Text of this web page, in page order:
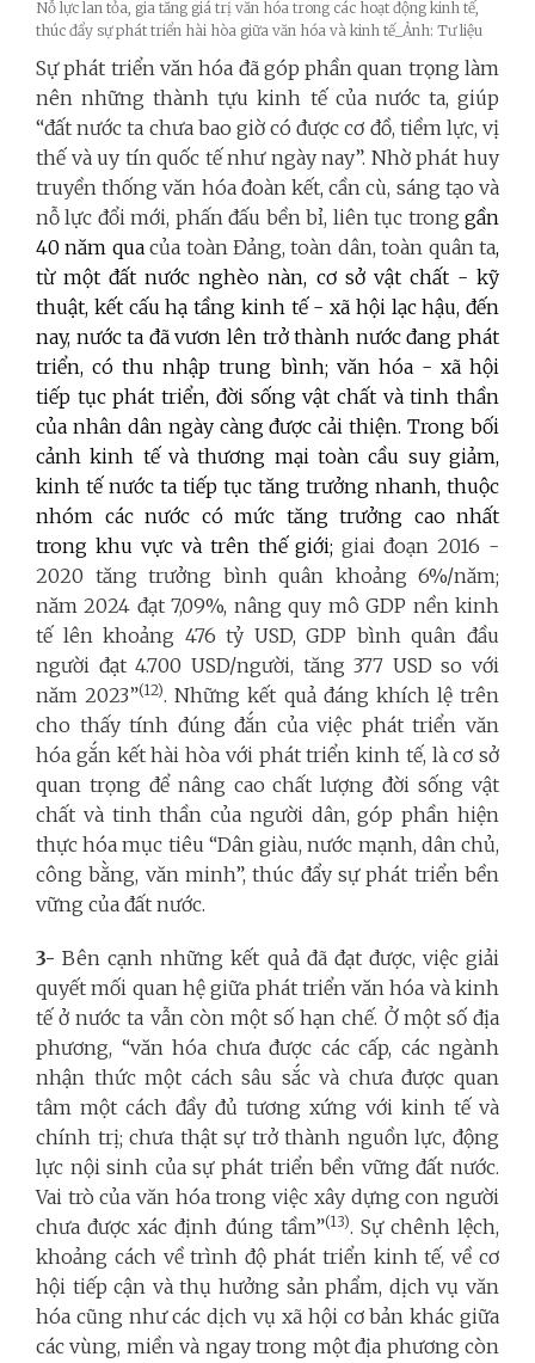
Nỗ lực lan tỏa, gia tăng giá trị văn hóa trong các hoạt động kinh tế,
thúc đẩy sự phát triển hài hòa giữa văn hóa và kinh tế_Ảnh: Tư liệu
Sự phát triển văn hóa đã góp phần quan trọng làm
nên những thành tựu kinh tế của nước ta, giúp
“đất nước ta chưa bao giờ có được cơ đồ, tiềm lực, vị
thế và uy tín quốc tế như ngày nay”. Nhờ phát huy
truyền thống văn hóa đoàn kết, cần cù, sáng tạo và
nỗ lực đổi mới, phấn đấu bền bỉ, liên tục trong gần
40 năm quacủa toàn Đảng, toàn dân, toàn quân ta,
từ một đất nước nghèo nàn, cơ sở vật chất - kỹ
thuật, kết cấu hạ tầng kinh tế - xã hội lạc hậu, đến
nay, nước ta đã vươn lên trở thành nước đang phát
triển, có thu nhập trung bình; văn hóa - xã hội
tiếp tục phát triển, đời sống vật chất và tinh thần
của nhân dân ngày càng được cải thiện. Trong bối
cảnh kinh tế và thương mại toàn cầu suy giảm,
kinh tế nước ta tiếp tục tăng trưởng nhanh, thuộc
nhóm các nước có mức tăng trưởng cao nhất
trong khu vực và trên thế giới;giai đoạn 2016 -
2020 tăng trưởng bình quân khoảng 6%/năm;
năm 2024 đạt 7,09%, nâng quy mô GDP nền kinh
tế lên khoảng 476 tỷ USD, GDP bình quân đầu
người đạt 4.700 USD/người, tăng 377 USD so với
năm 2023”(12). Những kết quả đáng khích lệ trên
cho thấy tính đúng đắn của việc phát triển văn
hóa gắn kết hài hòa với phát triển kinh tế, là cơ sở
quan trọng để nâng cao chất lượng đời sống vật
chất và tinh thần của người dân, góp phần hiện
thực hóa mục tiêu “Dân giàu, nước mạnh, dân chủ,
công bằng, văn minh”, thúc đẩy sự phát triển bền
vững của đất nước.
3-Bên cạnh những kết quả đã đạt được, việc giải
quyết mối quan hệ giữa phát triển văn hóa và kinh
tế ở nước ta vẫn còn một số hạn chế. Ở một số địa
phương, “văn hóa chưa được các cấp, các ngành
nhận thức một cách sâu sắc và chưa được quan
tâm một cách đầy đủ tương xứng với kinh tế và
chính trị; chưa thật sự trở thành nguồn lực, động
lực nội sinh của sự phát triển bền vững đất nước.
Vai trò của văn hóa trong việc xây dựng con người
chưa được xác định đúng tầm”(13). Sự chênh lệch,
khoảng cách về trình độ phát triển kinh tế, về cơ
hội tiếp cận và thụ hưởng sản phẩm, dịch vụ văn
hóa cũng như các dịch vụ xã hội cơ bản khác giữa
các vùng, miền và ngay trong một địa phương còn